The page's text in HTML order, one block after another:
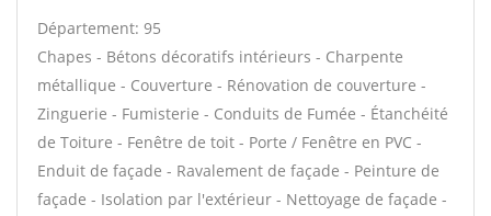
Département: 95
Chapes - Bétons décoratifs intérieurs - Charpente
métallique - Couverture - Rénovation de couverture -
Zinguerie - Fumisterie - Conduits de Fumée - Étanchéité
de Toiture - Fenêtre de toit - Porte / Fenêtre en PVC -
Enduit de façade - Ravalement de façade - Peinture de
façade - Isolation par l'extérieur - Nettoyage de façade -